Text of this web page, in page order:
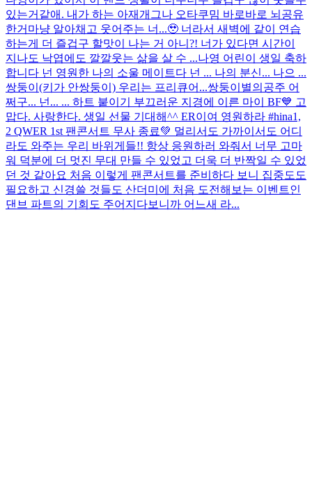
있는거같애. 내가 하는 아재개그나 오타쿠밈 바로바로 뇌공유
한거마냥 알아채고 웃어주는 너...🥹 너라서 새벽에 같이 연습
하는게 더 즐겁구 할맛이 나는 거 아니?! 너가 있다면 시간이
지나도 낙엽에도 깔깔웃는 삶을 살 수 ...나영 어린이 생일 축하
합니다 넌 영원한 나의 소울 메이트다 넌 ... 나의 분신... 나으 ...
쌍둥이(키가 안쌍둥이) 우리는 프리큐어...쌍둥이별의공주 어
쩌구... 넌... ... 하트 붙이기 부끄러운 지경에 이른 마이 BF💙 고
맙다. 사랑한다. 생일 선물 기대해^^ ER이여 영원하라 #hina1,
2 QWER 1st 팬콘서트 무사 종료💚 멀리서도 가까이서도 어디
라도 와주는 우리 바위게들!! 항상 응원하러 와줘서 너무 고마
워 덕분에 더 멋진 무대 만들 수 있었고 더욱 더 반짝일 수 있었
던 것 같아요 처음 이렇게 팬콘서트를 준비하다 보니 집중도도
필요하고 신경쓸 것들도 산더미에 처음 도전해보는 이벤트인
댄브 파트의 기회도 주어지다보니까 어느새 라...